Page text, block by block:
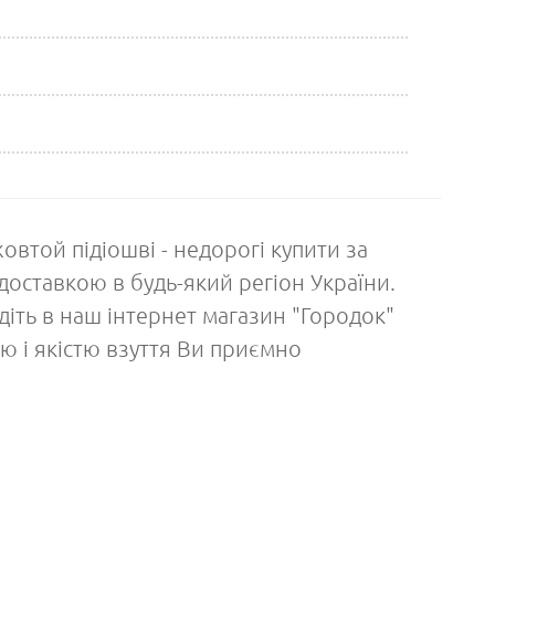
підіошві - недорогі купити за
в будь-який регіон України.
в наш інтернет магазин "Городок"
і якістю взуття Ви приємно